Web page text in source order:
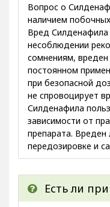
Вопрос о
наличием
Вред Силденафила
несоблюдении
сомнениям,
постоянном
при безопасной
не спровоцирует
Силденафила
зависимости от
препарата.
передозировке и
Есть ли